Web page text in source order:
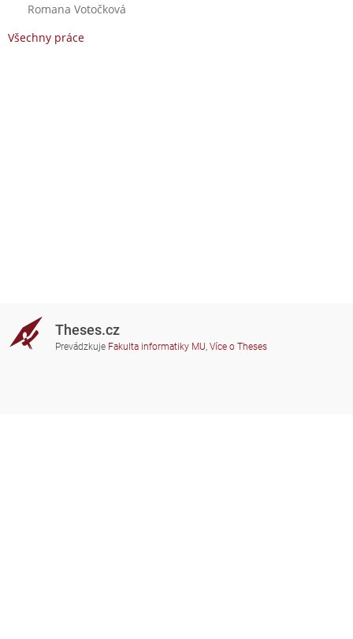
Romana Votočková
Všechny práce
Theses.cz
Prevádzkuje Fakulta informatiky MU, Více o Theses